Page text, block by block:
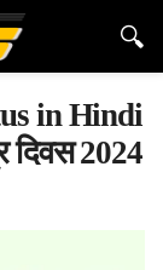
in Hindi
2024